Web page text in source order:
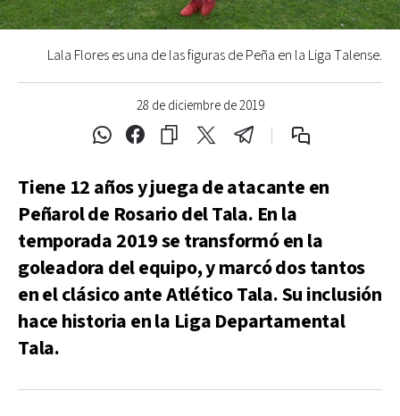
28 de diciembre de 2019
Lala Flores es una de las figuras de Peña en la Liga Talense.
Tiene 12 años y juega de atacante en
Peñarol de Rosario del Tala. En la
temporada 2019 se transformó en la
goleadora del equipo, y marcó dos tantos
en el clásico ante Atlético Tala. Su inclusión
hace historia en la Liga Departamental
Tala.